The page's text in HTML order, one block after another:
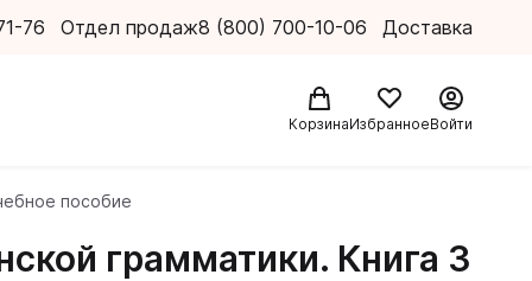
76 Отдел продаж8 (800) 700-10-06 Доставка
КорзинаИзбранноеВойти
пособие
грамматики. Книга 3